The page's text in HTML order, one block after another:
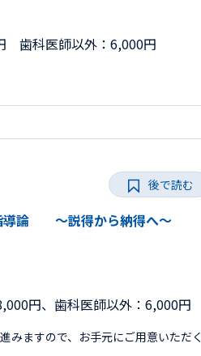
歯科医師以外：6,000円
導論 ～説得から納得へ～
円、歯科医師以外：6,000円
ますので、お手元にご用意いただく
後で読む